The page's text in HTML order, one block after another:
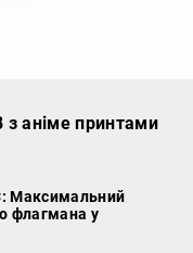
аніме принтами
Максимальний
флагмана у